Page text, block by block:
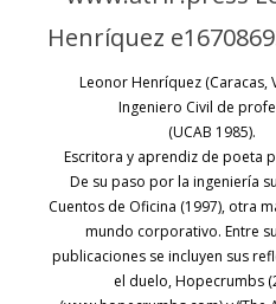
Leonor Henríquez (Caracas,
Ingeniero Civil de
(UCAB 1985).
Escritora y aprendiz de poeta
De su paso por la ingeniería
Cuentos de Oficina (1997), otra
mundo corporativo. Entre
publicaciones se incluyen sus
el duelo, Hopecrumbs